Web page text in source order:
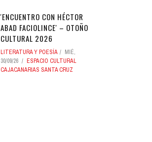
'ENCUENTRO CON HÉCTOR
ABAD FACIOLINCE' – OTOÑO
CULTURAL 2026
LITERATURA Y POESÍA
MIÉ,
30/09/26
ESPACIO CULTURAL
CAJACANARIAS SANTA CRUZ